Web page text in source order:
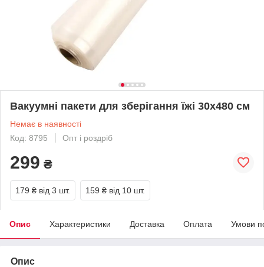
Вакуумні пакети для зберігання їжі 30x480 см
Немає в наявності
Код: 8795
Опт і роздріб
299 ₴
179 ₴ від 3 шт. 159 ₴ від 10 шт.
Опис Характеристики Доставка Оплата Умови
Опис